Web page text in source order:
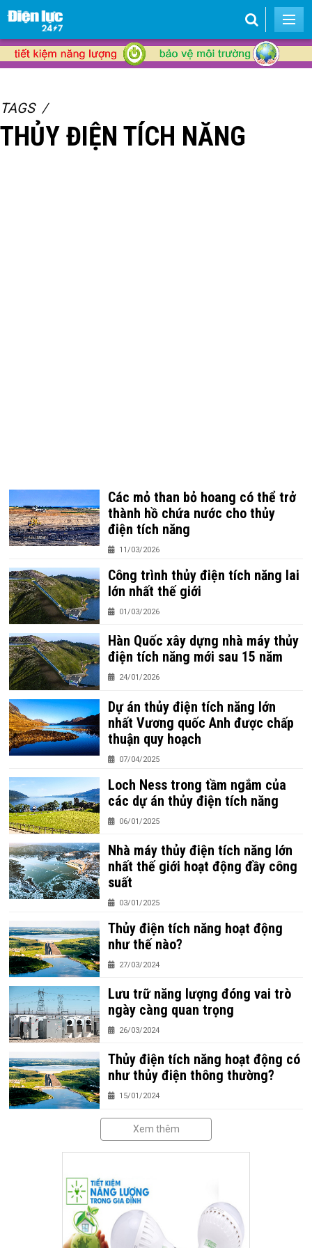
TAGS
THỦY ĐIỆN TÍCH NĂNG
Các mỏ than bỏ hoang có thể trở
thành hồ chứa nước cho thủy
điện tích năng
11/03/2026
Công trình thủy điện tích năng lai
lớn nhất thế giới
01/03/2026
Hàn Quốc xây dựng nhà máy thủy
điện tích năng mới sau 15 năm
24/01/2026
Dự án thủy điện tích năng lớn
nhất Vương quốc Anh được chấp
thuận quy hoạch
07/04/2025
Loch Ness trong tầm ngắm của
các dự án thủy điện tích năng
06/01/2025
Nhà máy thủy điện tích năng lớn
nhất thế giới hoạt động đầy công
suất
03/01/2025
Thủy điện tích năng hoạt động
như thế nào?
27/03/2024
Lưu trữ năng lượng đóng vai trò
ngày càng quan trọng
26/03/2024
Thủy điện tích năng hoạt động có
như thủy điện thông thường?
15/01/2024
Xem thêm